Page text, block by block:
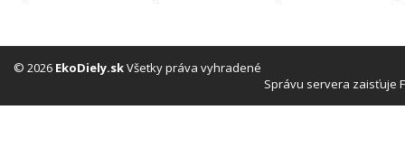
(Pravé)
© 2026 EkoDiely.skVšetky práva vyhradené
Správu servera zaisťuje